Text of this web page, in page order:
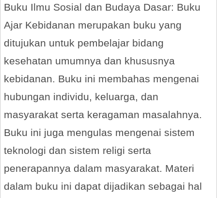
Buku Ilmu Sosial dan Budaya Dasar: Buku
Ajar Kebidanan merupakan buku yang
ditujukan untuk pembelajar bidang
kesehatan umumnya dan khususnya
kebidanan. Buku ini membahas mengenai
hubungan individu, keluarga, dan
masyarakat serta keragaman masalahnya.
Buku ini juga mengulas mengenai sistem
teknologi dan sistem religi serta
penerapannya dalam masyarakat. Materi
dalam buku ini dapat dijadikan sebagai hal